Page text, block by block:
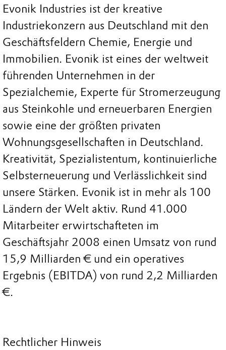
Evonik Industries ist der kreative
Industriekonzern aus Deutschland mit den
Geschäftsfeldern Chemie, Energie und
Immobilien. Evonik ist eines der weltweit
führenden Unternehmen in der
Spezialchemie, Experte für Stromerzeugung
aus Steinkohle und erneuerbaren Energien
sowie eine der größten privaten
Wohnungsgesellschaften in Deutschland.
Kreativität, Spezialistentum, kontinuierliche
Selbsterneuerung und Verlässlichkeit sind
unsere Stärken. Evonik ist in mehr als 100
Ländern der Welt aktiv. Rund 41.000
Mitarbeiter erwirtschafteten im
Geschäftsjahr 2008 einen Umsatz von rund
15,9 Milliarden € und ein operatives
Ergebnis (EBITDA) von rund 2,2 Milliarden
€.
Rechtlicher Hinweis